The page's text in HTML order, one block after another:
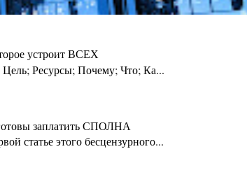
устроит ВСЕХ
Цель; Ресурсы; Почему; Что; Ка...
заплатить СПОЛНА
статье этого бесцензурного...